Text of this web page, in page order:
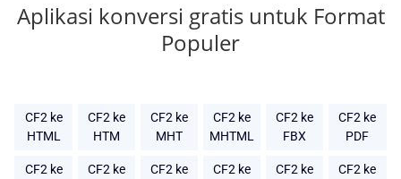
Aplikasi konversi gratis untuk Format
Populer
CF2 ke
HTML
CF2 ke
HTM
CF2 ke
MHT
CF2 ke
MHTML
CF2 ke
FBX
CF2 ke
PDF
CF2 ke
CF2 ke
CF2 ke
CF2 ke
CF2 ke
CF2 ke